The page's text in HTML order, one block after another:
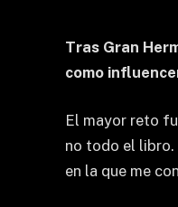
Tras Gran
como
El mayor reto
no todo el libro.
en la que me